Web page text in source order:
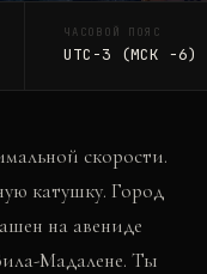
ЧАСОВОЙ ПОЯС
UTC-3 (МСК −6)
скорости.
катушку. Город
на авениде
Мадалене. Ты